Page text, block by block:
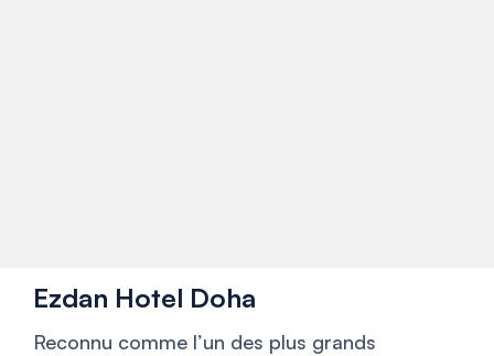
Ezdan Hotel Doha
Reconnu comme l’un des plus grands